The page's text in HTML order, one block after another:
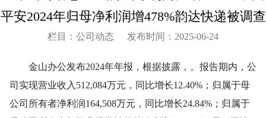
平安2024年归母净利润增478%韵达快递被调查
栏目：公司动态 发布时间：2025-06-24
金山办公发布2024年年报，根据披露，。报告期内，公
司实现营业收入512,084万元，同比增长12.40%；归属于母
公司所有者净利润164,508万元，同比增长24.84%；归属于